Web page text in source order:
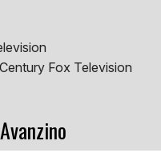
Fox Television